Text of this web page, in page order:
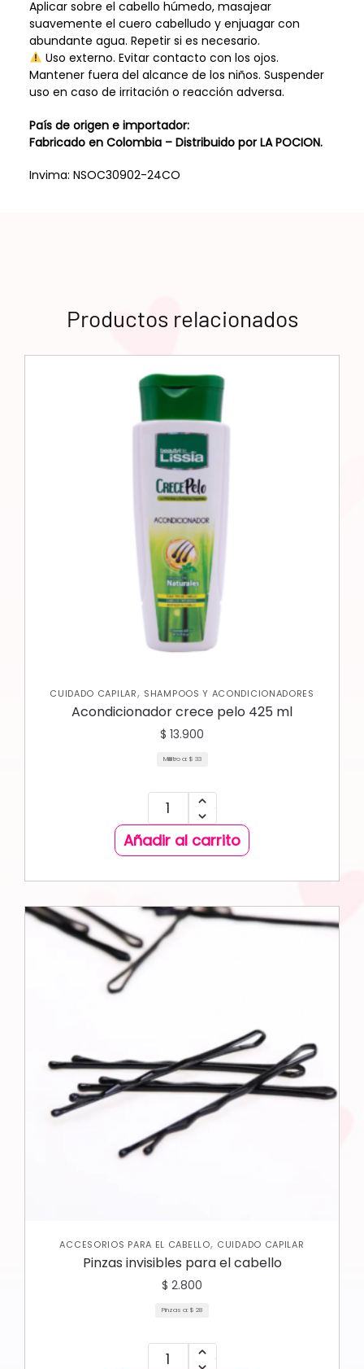
Aplicar sobre el cabello húmedo, masajear
suavemente el cuero cabelludo y enjuagar con
abundante agua. Repetir si es necesario.
Uso externo. Evitar contacto con los ojos.
Mantener fuera del alcance de los niños. Suspender
uso en caso de irritación o reacción adversa.
País de origen e importador:
Fabricado en Colombia – Distribuido por LA POCION.
Invima: NSOC30902-24CO
Productos relacionados
CUIDADO CAPILAR, SHAMPOOS Y ACONDICIONADORES
Acondicionador crece pelo 425 ml
$ 13.900
Mililitro a: $ 33
Añadir al carrito
ACCESORIOS PARA EL CABELLO, CUIDADO CAPILAR
Pinzas invisibles para el cabello
$ 2.800
Pinzas a: $ 28